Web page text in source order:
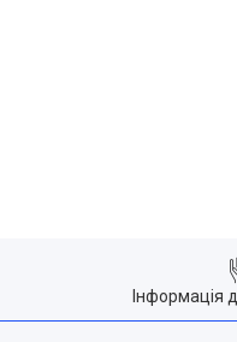
Інформація